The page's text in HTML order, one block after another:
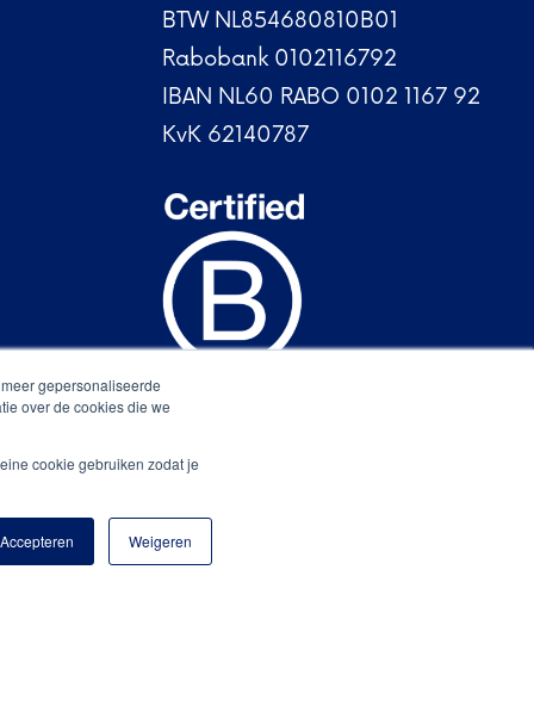
gepersonaliseerde
over de cookies die we
cookie gebruiken zodat je
Accepteren Weigeren
BTW NL854680810B01
Rabobank 0102116792
IBAN NL60 RABO 0102 1167 92
KvK 62140787
Privacy statement.